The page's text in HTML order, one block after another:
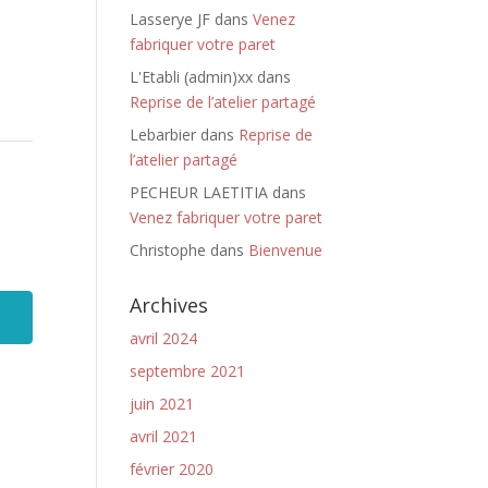
Lasserye JF dansVenez
fabriquer votre paret
L'Etabli (admin)xx dans
Reprise de l’atelier partagé
Lebarbier dans Reprise de
l’atelier partagé
PECHEUR LAETITIA dans
Venez fabriquer votre paret
Christophe dans Bienvenue
Archives
avril 2024
septembre 2021
juin 2021
avril 2021
février 2020